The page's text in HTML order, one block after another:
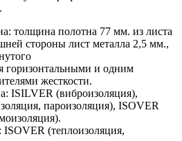
толщина полотна 77 мм. из листа
стороны лист металла 2,5 мм.,
горизонтальными и одним
жесткости.
ISILVER (виброизоляция),
пароизоляция), ISOVER
(теплоизоляция,